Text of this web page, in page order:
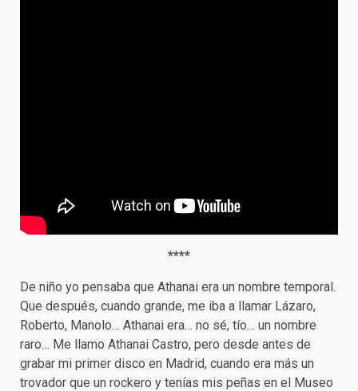
****
De niño yo pensaba que Athanai era un nombre temporal.
Que después, cuando grande, me iba a llamar Lázaro,
Roberto, Manolo… Athanai era… no sé, tío… un nombre
raro… Me llamo Athanai Castro, pero desde antes de
grabar mi primer disco en Madrid, cuando era más un
trovador que un rockero y tenías mis peñas en el Museo